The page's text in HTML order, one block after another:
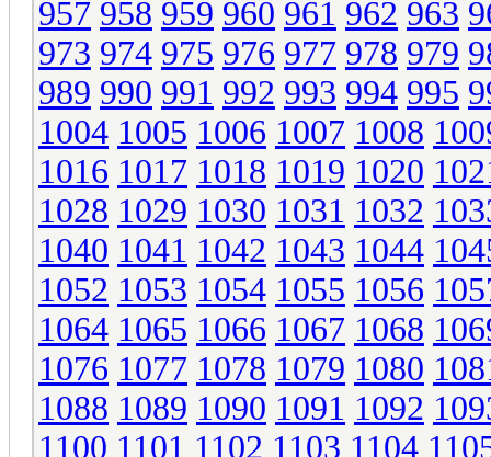
957 958 959 960 961 962 963
973 974 975 976 977 978 979
989 990 991 992 993 994 995
1004 1005 1006 1007 1008
1016 1017 1018 1019 1020
1028 1029 1030 1031 1032
1040 1041 1042 1043 1044
1052 1053 1054 1055 1056
1064 1065 1066 1067 1068
1076 1077 1078 1079 1080
1088 1089 1090 1091 1092
1100 1101 1102 1103 1104